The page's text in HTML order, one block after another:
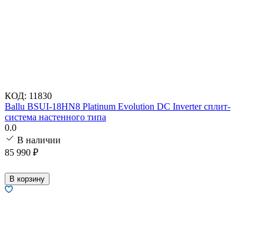
КОД: 11830
Ballu BSUI-18HN8 Platinum Evolution DC Inverter сплит-
система настенного типа
0.0
В наличии
85 990 ₽
В корзину